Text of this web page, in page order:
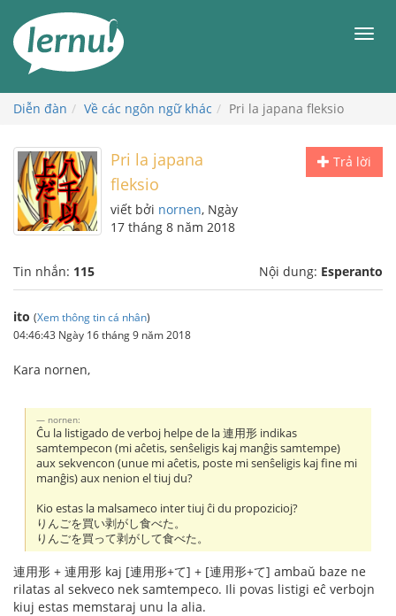
đến
phần
dung
Diễn đàn Về các ngôn ngữ khác Pri la japana fleksio
Trả lời
Pri la japana
fleksio
viết bởi nornen, Ngày
17 tháng 8 năm 2018
Tin nhắn: 115 Nội dung: Esperanto
ito (Xem thông tin cá nhân)
04:46:43 Ngày 16 tháng 9 năm 2018
Kara nornen,
nornen:
Ĉu la listigado de verboj helpe de la 連用形 indikas
samtempecon (mi aĉetis, senŝeligis kaj manĝis samtempe)
aux sekvencon (unue mi aĉetis, poste mi senŝeligis kaj fine mi
manĝis) aux nenion el tiuj du?
Kio estas la malsameco inter tiuj ĉi du propozicioj?
りんごを買い剥がし食べた。
りんごを買って剥がして食べた。
連用形 + 連用形 kaj [連用形+て] + [連用形+て] ambaŭ baze ne
rilatas al sekveco nek samtempeco. Ili povas listigi eĉ verbojn
kiuj estas memstaraj unu la alia.